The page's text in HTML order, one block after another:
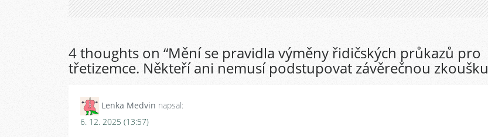
4 thoughts on “Mění se pravidla výměny řidičských průkazů pro
třetizemce. Někteří ani nemusí podstupovat závěrečnou zkoušku
Lenka Medvin napsal:
6. 12. 2025 (13:57)